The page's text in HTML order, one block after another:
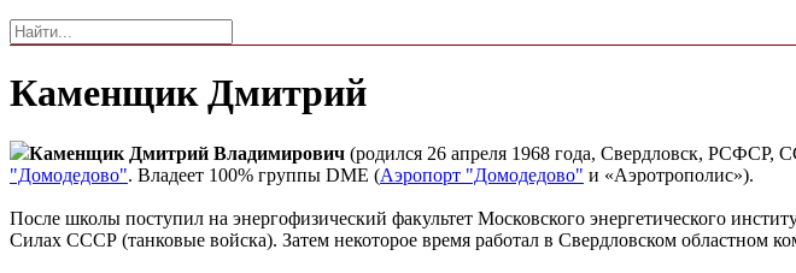
Каменщик Дмитрий
Каменщик Дмитрий Владимирович (родился 26 апреля 1968 года, Свердловск, РСФСР,
"Домодедово". Владеет 100% группы DME (Аэропорт "Домодедово" и «Аэротрополис»).
После школы поступил на энергофизический факультет Московского энергетического
Силах СССР (танковые войска). Затем некоторое время работал в Свердловском областном